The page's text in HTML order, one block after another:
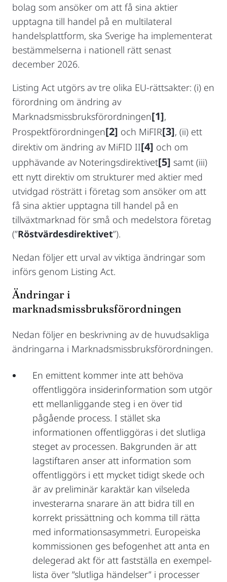
bolag som ansöker om att få sina aktier
upptagna till handel på en multilateral
handelsplattform, ska Sverige ha implementerat
bestämmelserna i nationell rätt senast
december 2026.
Listing Act utgörs av tre olika EU-rättsakter: (i) en
förordning om ändring av
Marknadsmissbruksförordningen[1],
Prospektförordningen[2] och MiFIR[3], (ii) ett
direktiv om ändring av MiFID II[4] och om
upphävande av Noteringsdirektivet[5] samt (iii)
ett nytt direktiv om strukturer med aktier med
utvidgad rösträtt i företag som ansöker om att
få sina aktier upptagna till handel på en
tillväxtmarknad för små och medelstora företag
(”Röstvärdesdirektivet”).
Nedan följer ett urval av viktiga ändringar som
införs genom Listing Act.
Ändringar i
marknadsmissbruksförordningen
Nedan följer en beskrivning av de huvudsakliga
ändringarna i Marknadsmissbruksförordningen.
En emittent kommer inte att behöva
offentliggöra insiderinformation som utgör
ett mellanliggande steg i en över tid
pågående process. I stället ska
informationen offentliggöras i det slutliga
steget av processen. Bakgrunden är att
lagstiftaren anser att information som
offentliggörs i ett mycket tidigt skede och
är av preliminär karaktär kan vilseleda
investerarna snarare än att bidra till en
korrekt prissättning och komma till rätta
med informationsasymmetri. Europeiska
kommissionen ges befogenhet att anta en
delegerad akt för att fastställa en exempel-
lista över ”slutliga händelser” i processer